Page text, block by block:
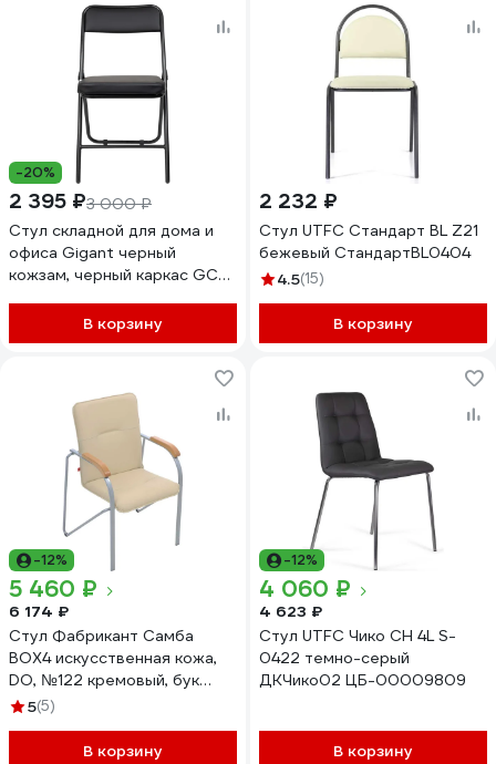
-20%
2 395 ₽3 000 ₽
Стул складной для дома и
офиса Gigant черный
кожзам, черный каркас GCH-
В корзину
2 232 ₽
Стул UTFC Стандарт BL Z21
бежевый СтандартBL0404
4.5(15)
В корзину
-12%
5 460 ₽
6 174 ₽
Стул Фабрикант Самба
BOX4 искусственная кожа,
DO, №122 кремовый, бук
1007, AL 4610097302954
5(5)
В корзину
-12%
4 060 ₽
4 623 ₽
Стул UTFC Чико CH 4L S-
0422 темно-серый
ДКЧико02 ЦБ-00009809
В корзину